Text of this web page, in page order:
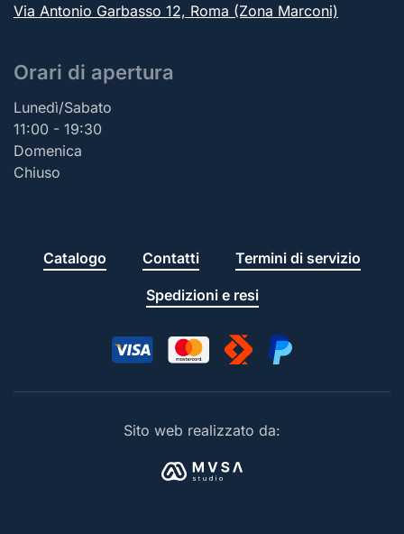
Via Antonio Garbasso 12, Roma (Zona Marconi)
Orari di apertura
Lunedì/Sabato
11:00 - 19:30
Domenica
Chiuso
Catalogo Contatti Termini di servizio
Spedizioni e resi
Sito web realizzato da: